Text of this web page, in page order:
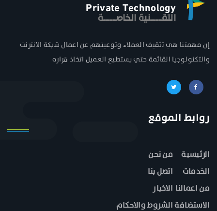
Private Technology
التقــــــــــنية الخاصـــــــــــة
إن مهمتنا هي تثقيف العملاء وتوعيتهم عن اعمال شبكة الانترنت
والتكنولوجيا القائمة حتي يستطيع العميل اتخاذ قراره
روابط الموقع
الرئيسية
الخدمات
من اعمالنا
الاستضافة
من نحن
اتصل بنا
الاخبار
الشروط والاحكام